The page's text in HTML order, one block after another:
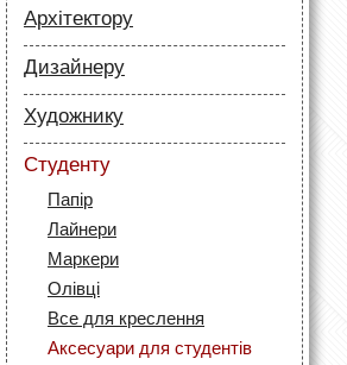
Архітектору
Папір
Лайнери
Маркери
Олівці
Аксесуари для архітекторів
Дизайнеру
Папір
Олівці
Скетч маркери
Лайнери (рапідографи)
Аксесуари для дизайнерів
Художнику
Фарби
Маркери
Олівці
Полотна та папір
Пензлі й мастихіни
Мольберти і етюдники
Рапідографи і лайнери
Аксесуари для художників
Студенту
Папір
Лайнери
Маркери
Олівці
Все для креслення
Аксесуари для студентів